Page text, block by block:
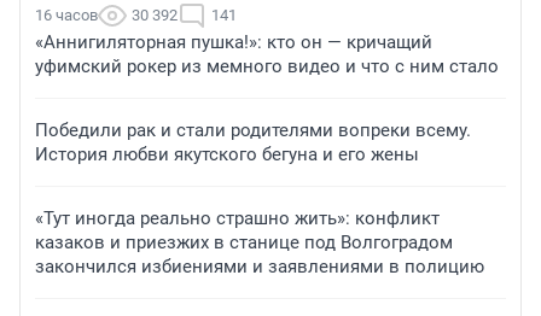
16 часов 30 392 141
«Аннигиляторная пушка!»: кто он — кричащий
уфимский рокер из мемного видео и что с ним стало
Победили рак и стали родителями вопреки всему.
История любви якутского бегуна и его жены
«Тут иногда реально страшно жить»: конфликт
казаков и приезжих в станице под Волгоградом
закончился избиениями и заявлениями в полицию